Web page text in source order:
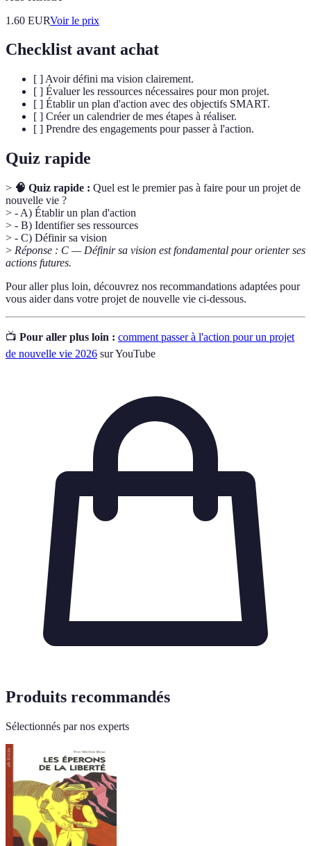
1.60 EURVoir le prix
Checklist avant achat
[ ] Avoir défini ma vision clairement.
[ ] Évaluer les ressources nécessaires pour mon projet.
[ ] Établir un plan d'action avec des objectifs SMART.
[ ] Créer un calendrier de mes étapes à réaliser.
[ ] Prendre des engagements pour passer à l'action.
Quiz rapide
> 🧠 Quiz rapide : Quel est le premier pas à faire pour un projet de
nouvelle vie ?
> - A) Établir un plan d'action
> - B) Identifier ses ressources
> - C) Définir sa vision
> Réponse : C — Définir sa vision est fondamental pour orienter ses
actions futures.
Pour aller plus loin, découvrez nos recommandations adaptées pour
vous aider dans votre projet de nouvelle vie ci-dessous.
📺 Pour aller plus loin : comment passer à l'action pour un projet
de nouvelle vie 2026 sur YouTube
Produits recommandés
Sélectionnés par nos experts